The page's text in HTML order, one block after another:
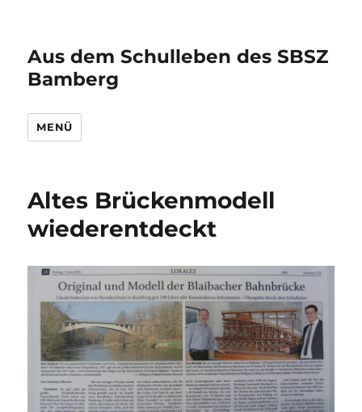
Aus dem Schulleben des SBSZ
Bamberg
MENÜ
Altes Brückenmodell
wiederentdeckt